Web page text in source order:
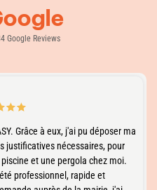
Google Reviews
de qualité. Très bon dossier avec
et de la mairie. Notre permis
suivi de notre interlocuteur qui
pour le beau travail effectué.